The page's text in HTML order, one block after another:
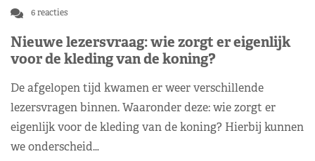
6 reacties
Nieuwe lezersvraag: wie zorgt er eigenlijk
voor de kleding van de koning?
De afgelopen tijd kwamen er weer verschillende
lezersvragen binnen. Waaronder deze: wie zorgt er
eigenlijk voor de kleding van de koning? Hierbij kunnen
we onderscheid…